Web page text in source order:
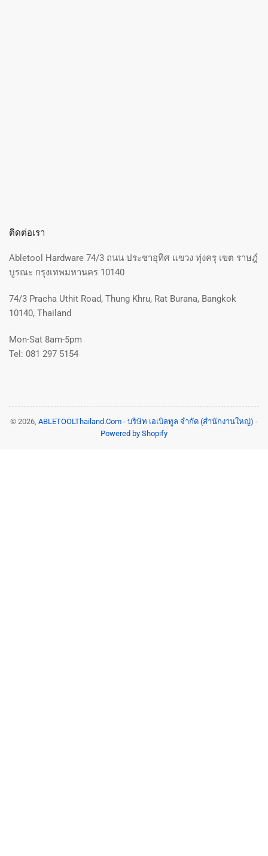
ติดต่อเรา
Abletool Hardware 74/3 ถนน ประชาอุทิศ แขวง ทุ่งครุ เขต ราษฎ์
บูรณะ กรุงเทพมหานคร 10140
74/3 Pracha Uthit Road, Thung Khru, Rat Burana, Bangkok
10140, Thailand
Mon-Sat 8am-5pm
Tel: 081 297 5154
© 2026, ABLETOOLThailand.Com - บริษัท เอเบิลทูล จำกัด (สำนักงานใหญ่) -
Powered by Shopify